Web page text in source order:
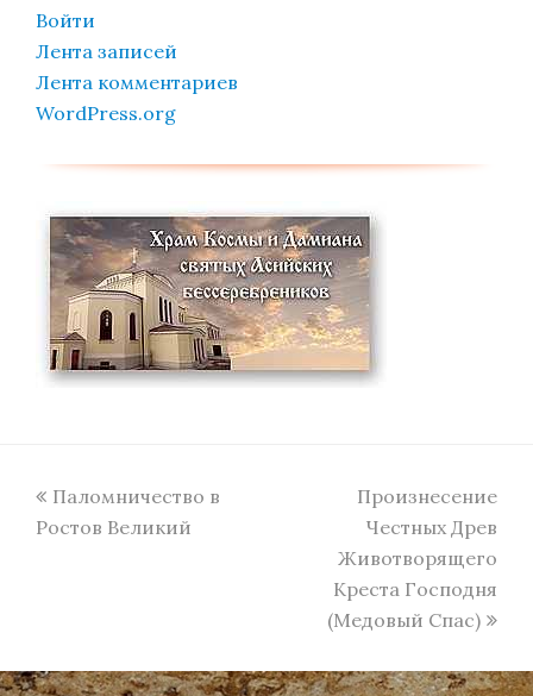
Войти
Лента записей
Лента комментариев
WordPress.org
previous
post:
Паломничество в
Ростов Великий
next
post:
Произнесение
Честных Древ
Животворящего
Креста Господня
(Медовый Спас)